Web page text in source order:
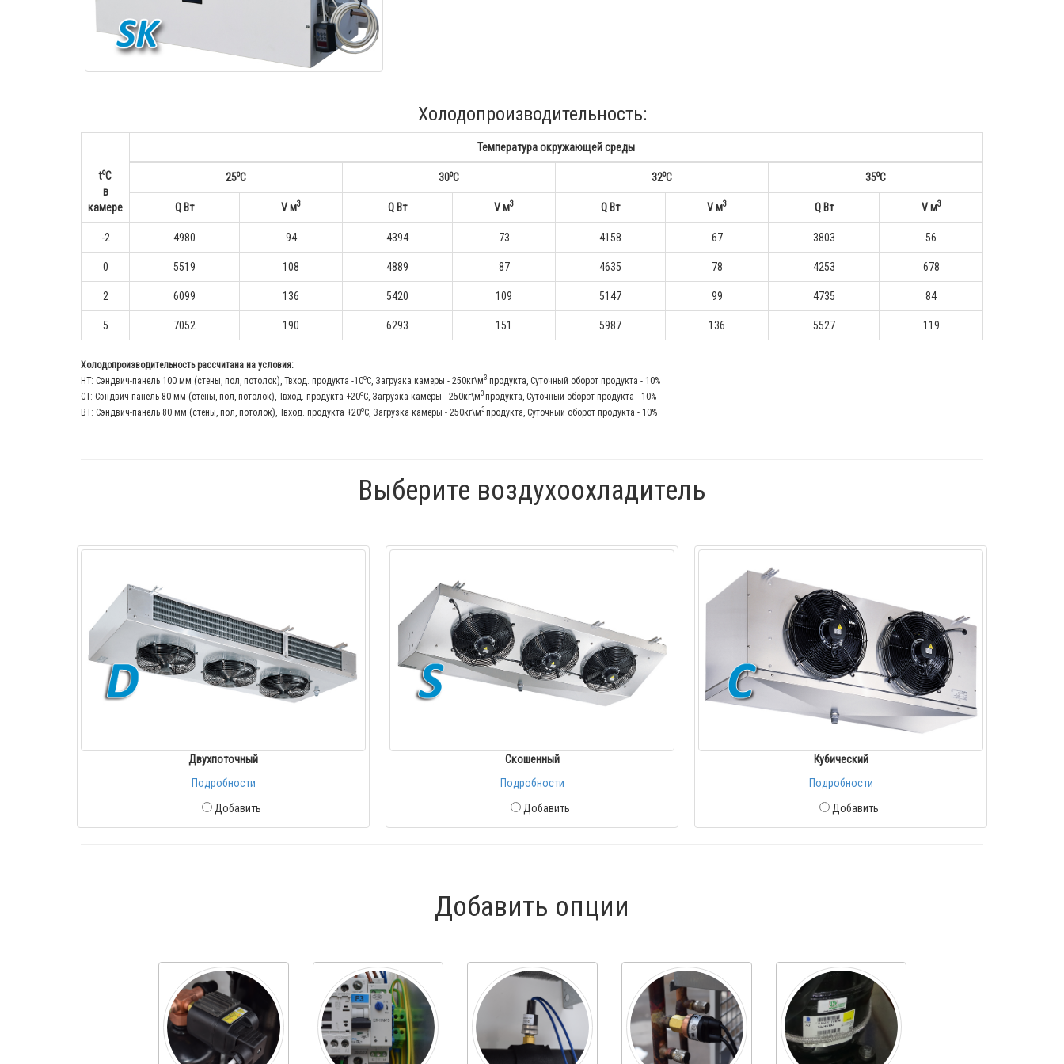
Холодопроизводительность:
toС
в
камере
Температура окружающей среды
25oС 30oС 32oС 35oС
Q Вт V м3 Q Вт V м3 Q Вт V м3 Q Вт V м3
-2 4980 94 4394 73 4158 67 3803 56
0 5519 108 4889 87 4635 78 4253 678
2 6099 136 5420 109 5147 99 4735 84
5 7052 190 6293 151 5987 136 5527 119
Холодопроизводительность рассчитана на условия:
НТ: Сэндвич-панель 100 мм (стены, пол, потолок), Твход. продукта -10оС, Загрузка камеры - 250кг\м3 продукта, Суточный оборот продукта - 10%
СТ: Сэндвич-панель 80 мм (стены, пол, потолок), Твход. продукта +20оС, Загрузка камеры - 250кг\м3 продукта, Суточный оборот продукта - 10%
ВТ: Сэндвич-панель 80 мм (стены, пол, потолок), Твход. продукта +20оС, Загрузка камеры - 250кг\м3 продукта, Суточный оборот продукта - 10%
Выберите воздухоохладитель
Двухпоточный
Подробности
Добавить
Скошенный
Подробности
Добавить
Кубический
Подробности
Добавить
Добавить опции